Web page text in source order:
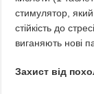
стимулятор, який
стійкість до
виганяють нові
Захист від